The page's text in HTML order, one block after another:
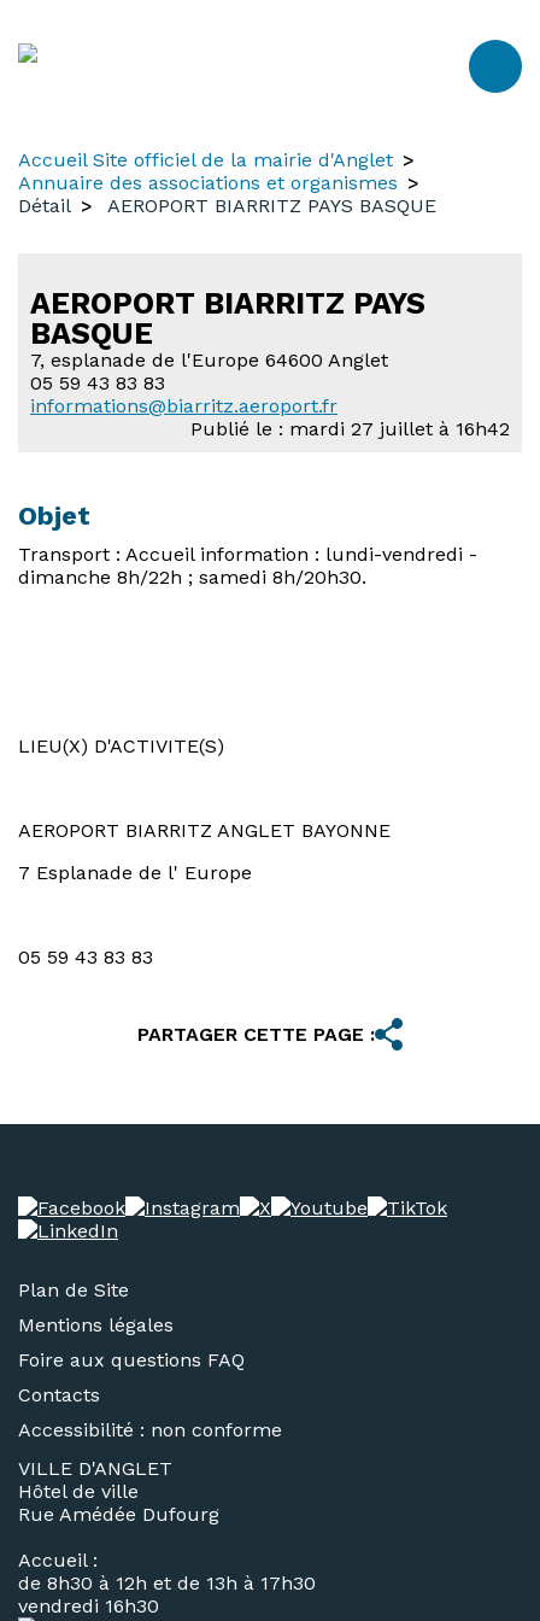
Accueil Site officiel de la mairie d'Anglet
Annuaire des associations et organismes
Détail
AEROPORT BIARRITZ PAYS BASQUE
AEROPORT BIARRITZ PAYS
BASQUE
7, esplanade de l'Europe 64600 Anglet
05 59 43 83 83
informations@biarritz.aeroport.fr
Publié le : mardi 27 juillet à 16h42
Objet
Transport : Accueil information : lundi-vendredi -
dimanche 8h/22h ; samedi 8h/20h30.
LIEU(X) D'ACTIVITE(S)
AEROPORT BIARRITZ ANGLET BAYONNE
7 Esplanade de l' Europe
05 59 43 83 83
PARTAGER CETTE PAGE :
Plan de Site
Mentions légales
Foire aux questions FAQ
Contacts
Accessibilité : non conforme
VILLE D'ANGLET
Hôtel de ville
Rue Amédée Dufourg
Accueil :
de 8h30 à 12h et de 13h à 17h30
vendredi 16h30